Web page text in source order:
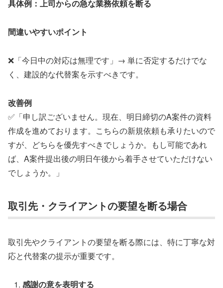
具体例：上司からの急な業務依頼を断る
間違いやすいポイント
❌「今日中の対応は無理です」→ 単に否定するだけでな
く、建設的な代替案を示すべきです。
改善例
✅「申し訳ございません。現在、明日締切のA案件の資料
作成を進めております。こちらの新規依頼も承りたいので
すが、どちらを優先すべきでしょうか。もし可能であれ
ば、A案件提出後の明日午後から着手させていただけない
でしょうか。」
取引先・クライアントの要望を断る場合
取引先やクライアントの要望を断る際には、特に丁寧な対
応と代替案の提示が重要です。
感謝の意を表明する